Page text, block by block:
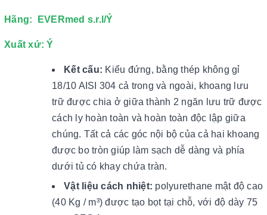
Hãng: EVERmed s.r.l/Ý
Xuất xứ: Ý
Kết cấu: Kiểu đứng, bằng thép không gỉ
18/10 AISI 304 cả trong và ngoài, khoang lưu
trữ được chia ở giữa thành 2 ngăn lưu trữ được
cách ly hoàn toàn và hoàn toàn độc lập giữa
chúng. Tất cả các góc nội bộ của cả hai khoang
được bo tròn giúp làm sạch dễ dàng và phía
dưới tủ có khay chứa tràn.
Vật liệu cách nhiệt: polyurethane mật độ cao
(40 Kg / m³) được tạo bọt tại chỗ, với độ dày 75